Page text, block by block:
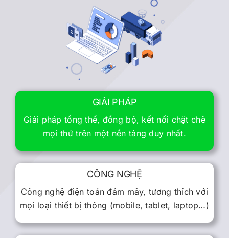
GIẢI PHÁP
Giải pháp tổng thể, đồng bộ, kết nối chặt chẽ
mọi thứ trên một nền tảng duy nhất.
CÔNG NGHỆ
Công nghệ điện toán đám mây, tương thích với
mọi loại thiết bị thông (mobile, tablet, laptop…)